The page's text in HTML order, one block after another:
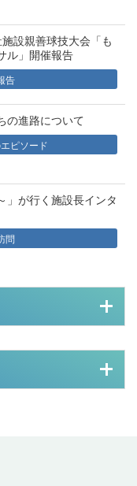
設親善球技大会「も
ル」開催報告
告
の進路について
ピソード
」が行く施設長インタ
問